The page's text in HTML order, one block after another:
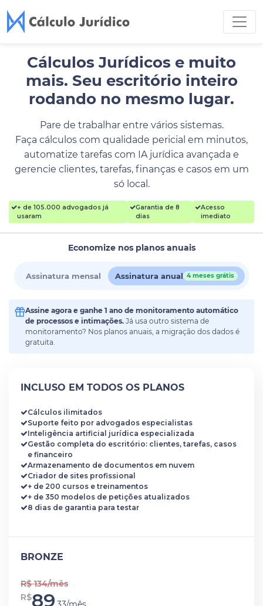
Cálculos Jurídicos e muito
mais. Seu escritório inteiro
rodando no mesmo lugar.
Pare de trabalhar entre vários sistemas.
Faça cálculos com qualidade pericial em minutos,
automatize tarefas com IA jurídica avançada e
gerencie clientes, tarefas, finanças e casos em um
só local.
+ de 105.000 advogados já
usaram
Garantia de 8
dias
Acesso
imediato
Economize nos planos anuais
Assinatura mensal Assinatura anual 4 meses grátis
Assine agora e ganhe 1 ano de monitoramento automático
de processos e intimações. Já usa outro sistema de
monitoramento? Nos planos anuais, a migração dos dados é
gratuita.
INCLUSO EM TODOS OS PLANOS
Cálculos ilimitados
Suporte feito por advogados especialistas
Inteligência artificial jurídica especializada
Gestão completa do escritório: clientes, tarefas, casos
e financeiro
Armazenamento de documentos em nuvem
Criador de sites profissional
+ de 200 cursos e treinamentos
+ de 350 modelos de petições atualizados
8 dias de garantia para testar
BRONZE
R$ 134/mês
R$89